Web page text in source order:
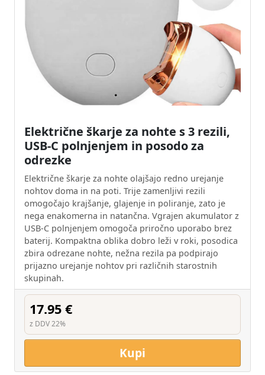
Električne škarje za nohte s 3 rezili,
USB-C polnjenjem in posodo za
odrezke
Električne škarje za nohte olajšajo redno urejanje
nohtov doma in na poti. Trije zamenljivi rezili
omogočajo krajšanje, glajenje in poliranje, zato je
nega enakomerna in natančna. Vgrajen akumulator z
USB-C polnjenjem omogoča priročno uporabo brez
baterij. Kompaktna oblika dobro leži v roki, posodica
zbira odrezane nohte, nežna rezila pa podpirajo
prijazno urejanje nohtov pri različnih starostnih
skupinah.
17.95 €
z DDV 22%
Kupi